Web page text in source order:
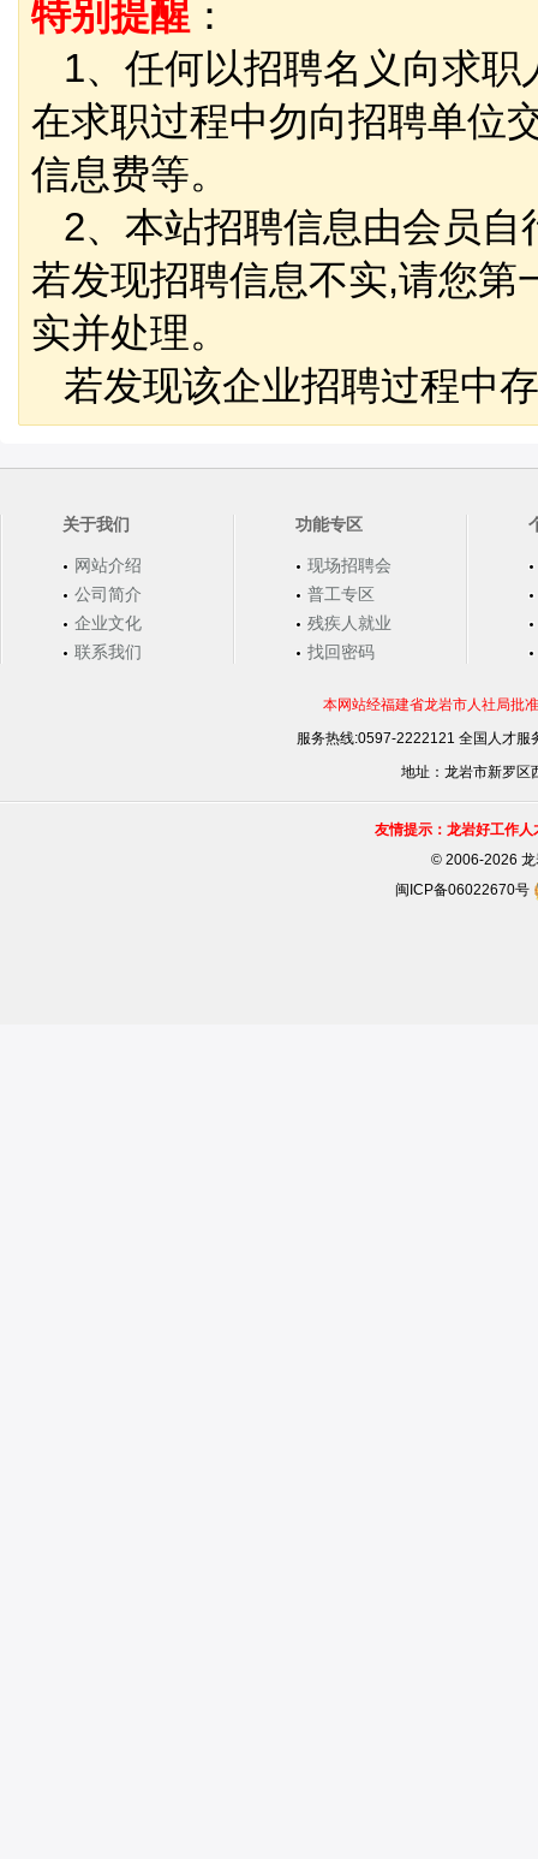
特别提醒 ：
1、任何以招聘名义向求职
在求职过程中勿向招聘单位
信息费等。
2、本站招聘信息由会员自
若发现招聘信息不实,请您第
实并处理。
若发现该企业招聘过程中
关于我们
网站介绍
公司简介
企业文化
联系我们
功能专区
现场招聘会
普工专区
残疾人就业
找回密码
本网站经福建省龙岩市人社局批
服务热线:0597-2222121 全国人才
地址：龙岩市新罗区
友情提示：龙岩好工作
©2006-2026 龙
闽ICP备06022670号